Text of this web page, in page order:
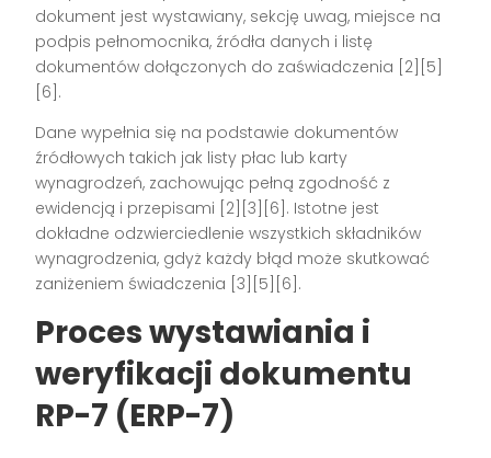
dokument jest wystawiany, sekcję uwag, miejsce na
podpis pełnomocnika, źródła danych i listę
dokumentów dołączonych do zaświadczenia [2][5]
[6] .
Dane wypełnia się na podstawie dokumentów
źródłowych takich jak listy płac lub karty
wynagrodzeń, zachowując pełną zgodność z
ewidencją i przepisami [2][3][6] . Istotne jest
dokładne odzwierciedlenie wszystkich składników
wynagrodzenia, gdyż każdy błąd może skutkować
zaniżeniem świadczenia [3][5][6] .
Proces wystawiania i
weryfikacji dokumentu
RP-7 (ERP-7)